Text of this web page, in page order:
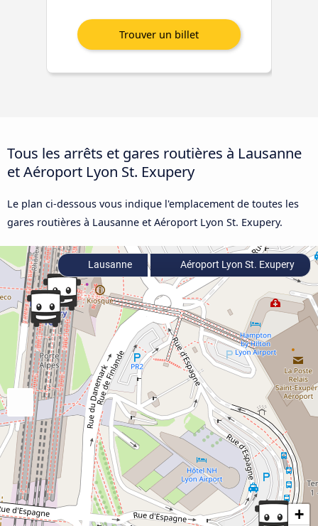
Tous les arrêts et gares routières à Lausanne
et Aéroport Lyon St. Exupery
Le plan ci-dessous vous indique l'emplacement de toutes les
gares routières à Lausanne et Aéroport Lyon St. Exupery.
+
Lausanne Aéroport Lyon St. Exupery